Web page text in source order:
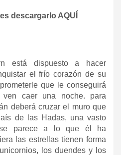
descargarlo AQUÍ
está dispuesto a hacer
el frío corazón de su
que le conseguirá
caer una noche. para
deberá cruzar el muro que
de las Hadas, una vasto
se parece a lo que él ha
las estrellas tienen forma
los duendes y los